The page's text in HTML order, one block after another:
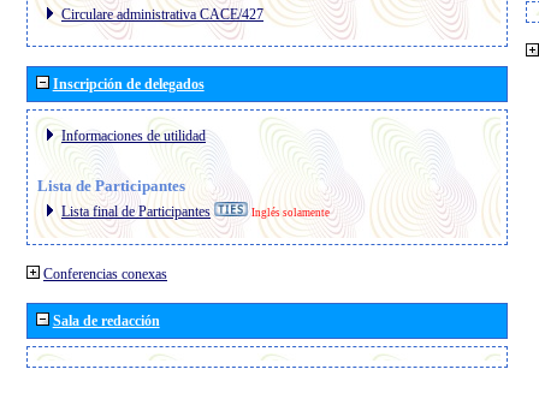
Circulare administrativa CACE/427
Inscripción de delegados
Informaciones de utilidad
Lista de Participantes
Lista final de Participantes Inglés solamente
Conferencias conexas
Sala de redacción